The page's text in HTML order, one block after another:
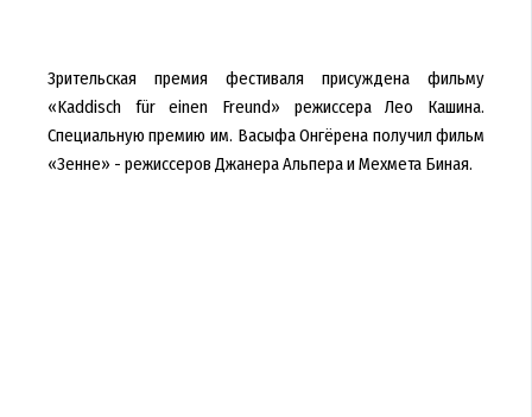
Зрительская премия фестиваля присуждена фильму
«Kaddisch für einen Freund» режиссера Лео Кашина.
Специальную премию им. Васыфа Онгёрена получил фильм
«Зенне» - режиссеров Джанера Альпера и Мехмета Биная.